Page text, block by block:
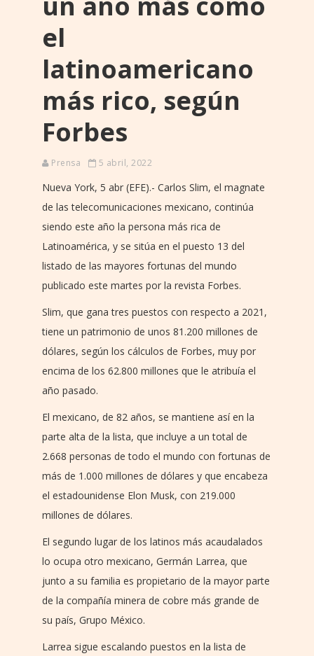
el
latinoamericano
más rico, según
Forbes
Prensa 5 abril, 2022
Nueva York, 5 abr (EFE).- Carlos Slim, el magnate
de las telecomunicaciones mexicano, continúa
siendo este año la persona más rica de
Latinoamérica, y se sitúa en el puesto 13 del
listado de las mayores fortunas del mundo
publicado este martes por la revista Forbes.
Slim, que gana tres puestos con respecto a 2021,
tiene un patrimonio de unos 81.200 millones de
dólares, según los cálculos de Forbes, muy por
encima de los 62.800 millones que le atribuía el
año pasado.
El mexicano, de 82 años, se mantiene así en la
parte alta de la lista, que incluye a un total de
2.668 personas de todo el mundo con fortunas de
más de 1.000 millones de dólares y que encabeza
el estadounidense Elon Musk, con 219.000
millones de dólares.
El segundo lugar de los latinos más acaudalados
lo ocupa otro mexicano, Germán Larrea, que
junto a su familia es propietario de la mayor parte
de la compañía minera de cobre más grande de
su país, Grupo México.
Larrea sigue escalando puestos en la lista de